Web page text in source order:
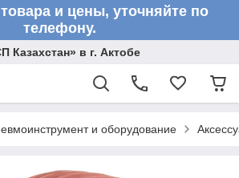
и цены, уточняйте по
телефону.
в г. Актобе
и оборудование